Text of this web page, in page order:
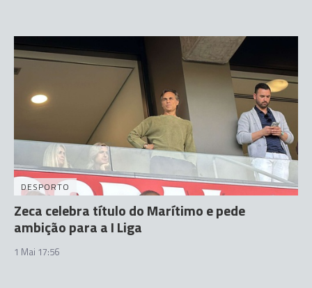
DESPORTO
Zeca celebra título do Marítimo e pede
ambição para a I Liga
1 Mai 17:56